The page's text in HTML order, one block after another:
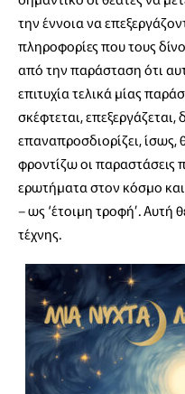
την έννοια να
πληροφορίες που τους
από την παράσταση ότι
επιτυχία τελικά μίας
σκέφτεται, επεξεργάζεται,
επαναπροσδιορίζει, ίσως,
φροντίζω οι παραστάσεις
ερωτήματα στον κόσμο
– ως ‘έτοιμη τροφή’. Αυτή
τέχνης.